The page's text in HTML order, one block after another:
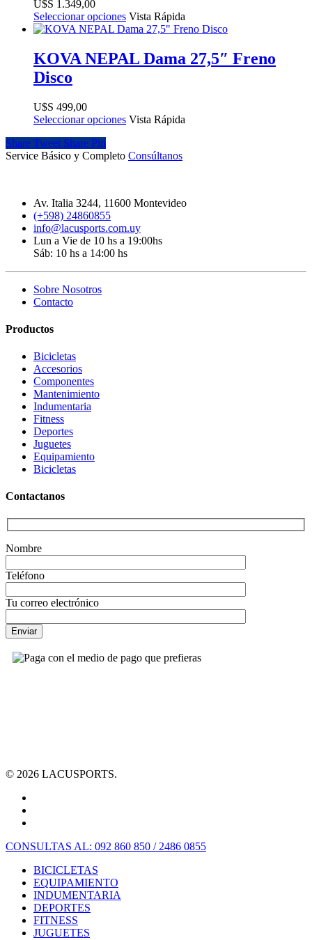
$
1.349,00
Seleccionar opciones Vista Rápida
KOVA NEPAL Dama 27,5″ Freno
Disco
$
499,00
Seleccionar opciones Vista Rápida
Share Tweet Share Pin
Service Básico y Completo Consúltanos
Av. Italia 3244, 11600 Montevideo
(+598) 24860855
info@lacusports.com.uy
Lun a Vie de 10 hs a 19:00hs
Sáb: 10 hs a 14:00 hs
Sobre Nosotros
Contacto
Productos
Bicicletas
Accesorios
Componentes
Mantenimiento
Indumentaria
Fitness
Deportes
Juguetes
Equipamiento
Bicicletas
Contactanos
Nombre
Teléfono
Tu correo electrónico
© 2026 LACUSPORTS.
CONSULTAS AL: 092 860 850 / 2486 0855
BICICLETAS
EQUIPAMIENTO
INDUMENTARIA
DEPORTES
FITNESS
JUGUETES